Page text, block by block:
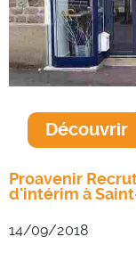
Découvrir
Proavenir
d'intérim à
14/09/2018